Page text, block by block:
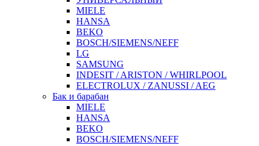
MIELE
HANSA
BEKO
BOSCH/SIEMENS/NEFF
LG
SAMSUNG
INDESIT / ARISTON / WHIRLPOOL
ELECTROLUX / ZANUSSI / AEG
Бак и барабан
MIELE
HANSA
BEKO
BOSCH/SIEMENS/NEFF